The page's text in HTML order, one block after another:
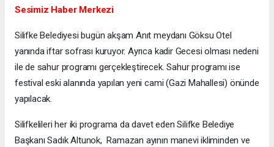
Sesimiz Haber Merkezi
Silifke Belediyesi bugün akşam Anıt meydanı Göksu Otel
yanında iftar sofrası kuruyor. Ayrıca kadir Gecesi olması nedeni
ile de sahur programı gerçekleştirecek. Sahur programı ise
festival eski alanında yapılan yeni cami (Gazi Mahallesi) önünde
yapılacak.
Silifkelileri her iki programa da davet eden Silifke Belediye
Başkanı Sadık Altunok, Ramazan ayının manevi ikliminden ve